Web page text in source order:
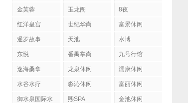
金芙蓉 玉龙阁 8夜
红洋皇宫 世纪华尚 富景休闲
暹罗故事 天池 水博
东悦 番禺掌尚 九号行馆
逸海桑拿 龙泉休闲 濡康休闲
水谷水疗 淼沁休闲 富丽休闲
御水泉国际水
熙SPA 金池休闲